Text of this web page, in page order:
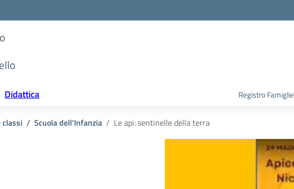
Didattica Registro Famiglie
Scuola dell'Infanzia Le api: sentinelle della terra